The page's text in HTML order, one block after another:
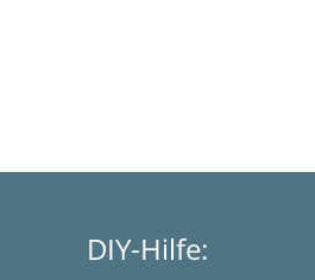
DIY-Hilfe: